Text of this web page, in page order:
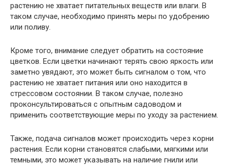
растению не хватает питательных веществ или влаги. В
таком случае, необходимо принять меры по удобрению
или поливу.
Кроме того, внимание следует обратить на состояние
цветков. Если цветки начинают терять свою яркость или
заметно увядают, это может быть сигналом о том, что
растению не хватает питания или оно находится в
стрессовом состоянии. В таком случае, полезно
проконсультироваться с опытным садоводом и
применить соответствующие меры по уходу за растением.
Также, подача сигналов может происходить через корни
растения. Если корни становятся слабыми, мягкими или
темными, это может указывать на наличие гнили или